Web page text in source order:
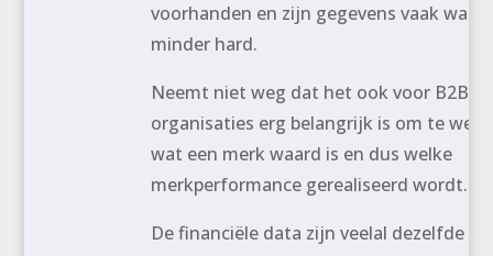
voorhanden en zijn gegevens vaak wat
minder hard.
Neemt niet weg dat het ook voor B2B
organisaties erg belangrijk is om te
wat een merk waard is en dus welke
merkperformance gerealiseerd wordt.
De financiële data zijn veelal dezelfde